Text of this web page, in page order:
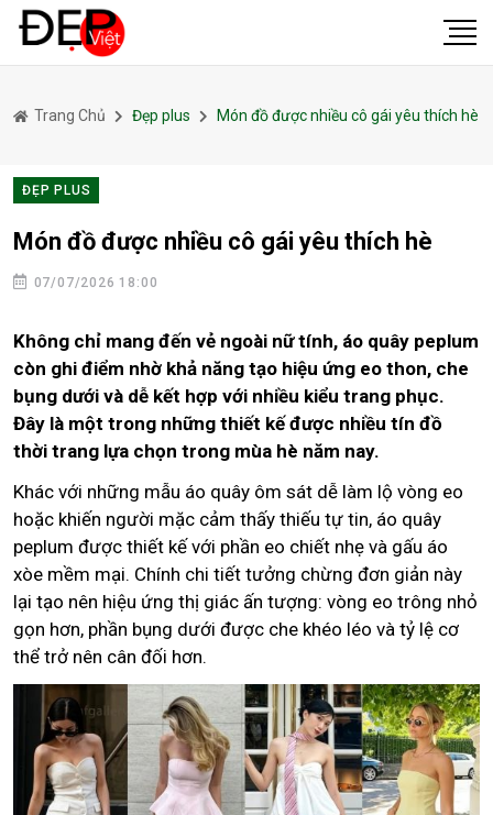
Trang Chủ Đẹp plus Món đồ được nhiều cô gái yêu thích hè
ĐẸP PLUS
Món đồ được nhiều cô gái yêu thích hè
07/07/2026 18:00
Không chỉ mang đến vẻ ngoài nữ tính, áo quây peplum
còn ghi điểm nhờ khả năng tạo hiệu ứng eo thon, che
bụng dưới và dễ kết hợp với nhiều kiểu trang phục.
Đây là một trong những thiết kế được nhiều tín đồ
thời trang lựa chọn trong mùa hè năm nay.
Khác với những mẫu áo quây ôm sát dễ làm lộ vòng eo
hoặc khiến người mặc cảm thấy thiếu tự tin, áo quây
peplum được thiết kế với phần eo chiết nhẹ và gấu áo
xòe mềm mại. Chính chi tiết tưởng chừng đơn giản này
lại tạo nên hiệu ứng thị giác ấn tượng: vòng eo trông nhỏ
gọn hơn, phần bụng dưới được che khéo léo và tỷ lệ cơ
thể trở nên cân đối hơn.